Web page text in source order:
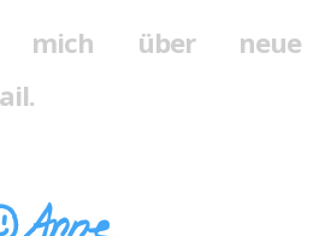
mich über neue